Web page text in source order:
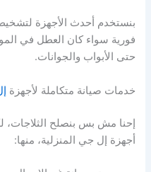
بنستخدم أحدث الأجهزة
فورية سواء كان العطل في
حتى الأبواب والجوانات.
خدمات صيانة متكاملة لأجهزة
إحنا مش بس بنصلح الثلاجات،
أجهزة إل جي المنزلية، منها: